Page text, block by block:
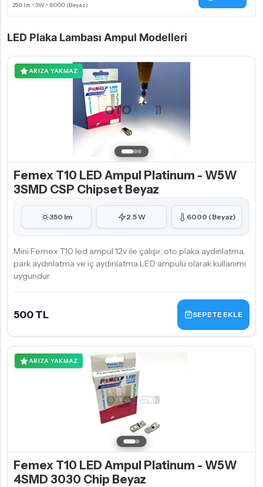
LED Plaka Lambası Ampul Modelleri
ARIZA YAKMAZ
Femex T10 LED Ampul Platinum - W5W
3SMD CSP Chipset Beyaz
350 lm 2.5 W 6000 (Beyaz)
Mini Femex T10 led ampul 12v ile çalışır, oto plaka aydınlatma,
park aydınlatma ve iç aydınlatma LED ampulü olarak kullanımı
uygundur.
500 TL SEPETE EKLE
ARIZA YAKMAZ
Femex T10 LED Ampul Platinum - W5W
4SMD 3030 Chip Beyaz